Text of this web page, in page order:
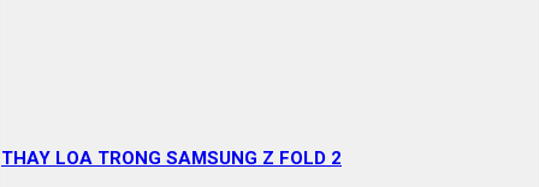
THAY LOA TRONG SAMSUNG Z FOLD 2